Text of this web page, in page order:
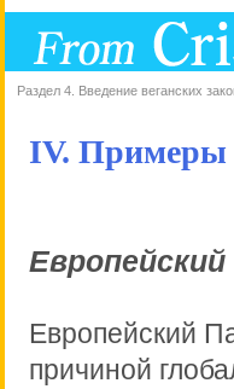
Раздел 4. Введение веганских
IV. Примеры
Европейский
причиной